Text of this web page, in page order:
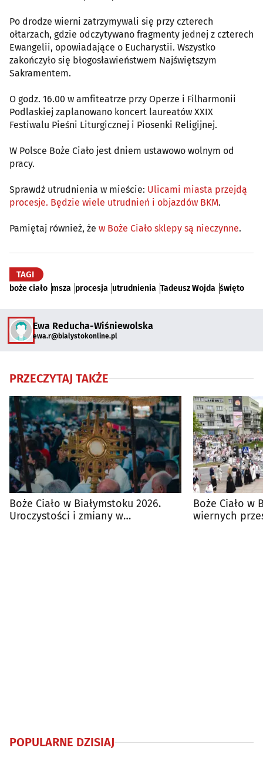
Po drodze wierni zatrzymywali się przy czterech
ołtarzach, gdzie odczytywano fragmenty jednej z czterech
Ewangelii, opowiadające o Eucharystii. Wszystko
zakończyło się błogosławieństwem Najświętszym
Sakramentem.
O godz. 16.00 w amfiteatrze przy Operze i Filharmonii
Podlaskiej zaplanowano koncert laureatów XXIX
Festiwalu Pieśni Liturgicznej i Piosenki Religijnej.
W Polsce Boże Ciało jest dniem ustawowo wolnym od
pracy.
Sprawdź utrudnienia w mieście: Ulicami miasta przejdą
procesje. Będzie wiele utrudnień i objazdów BKM.
Pamiętaj również, że w Boże Ciało sklepy są nieczynne.
TAGI
boże ciało msza procesja utrudnienia Tadeusz Wojda święto
Ewa Reducha-Wiśniewolska
ewa.r@bialystokonline.pl
PRZECZYTAJ TAKŻE
Boże Ciało w Białymstoku 2026.
Uroczystości i zmiany w
Boże Ciało w
wiernych
POPULARNE DZISIAJ